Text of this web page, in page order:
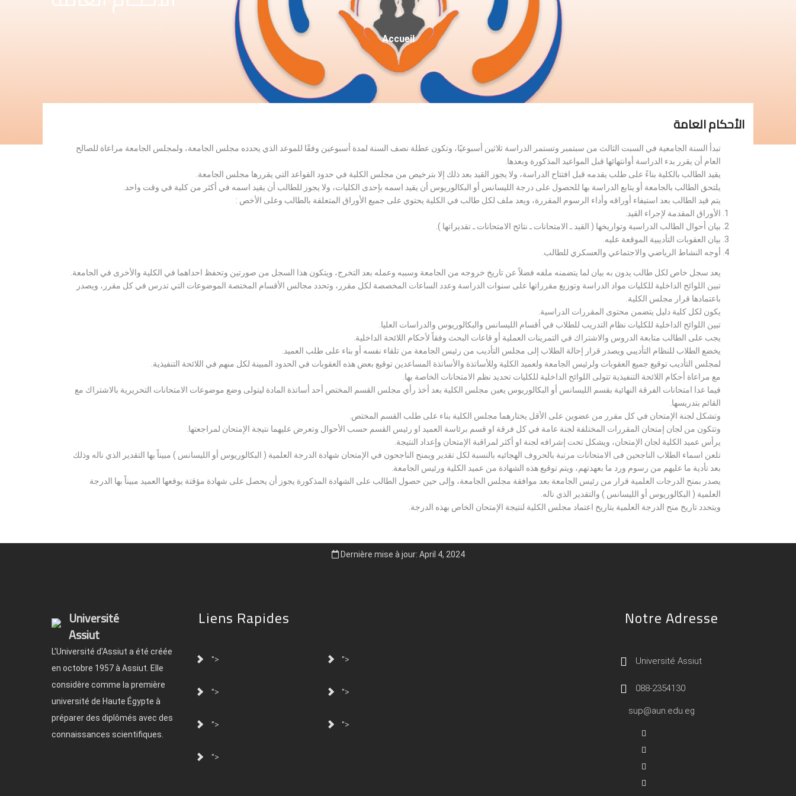
Fil
D'Ariane
Accueil
الأحكام العامة
تبدأ السنة الجامعية في السبت الثالث من سبتمبر وتستمر الدراسة ثلاثين أسبوعيًا، وتكون عطلة نصف السنة لمدة أسبوعين وفقًا للموعد الذي يحدده مجلس الجامعة، ولمجلس الجامعة مراعاة للصالح
العام أن يقرر بدء الدراسة أوانتهائها قبل المواعيد المذكورة وبعدها.
يقيد الطالب بالكلية بناءً على طلب يقدمه قبل افتتاح الدراسة، ولا يجوز القيد بعد ذلك إلا بترخيص من مجلس الكلية في حدود القواعد التي يقررها مجلس الجامعة.
يلتحق الطالب بالجامعة أو يتابع الدراسة بها للحصول على درجة الليسانس أو البكالوريوس أن يقيد اسمه بإحدى الكليات، ولا يجوز للطالب أن يقيد اسمه في أكثر من كلية في وقت واحد.
يتم قيد الطالب بعد استيفاء أوراقه وأداء الرسوم المقررة، ويعد ملف لكل طالب في الكلية يحتوي على جميع الأوراق المتعلقة بالطالب وعلى الأخص :
الأوراق المقدمة لإجراء القيد.
بيان أحوال الطالب الدراسية وتواريخها ( القيد ـ الامتحانات ـ نتائح الامتحانات ـ تقديراتها ).
بيان العقوبات التأديبية الموقعة عليه.
أوجه النشاط الرياضي والاجتماعي والعسكري للطالب.
يعد سجل خاص لكل طالب يدون به بيان لما يتضمنه ملفه فضلاً عن تاريخ خروجه من الجامعة وسببه وعمله بعد التخرج، ويتكون هذا السجل من صورتين وتحفظ احداهما في الكلية والأخرى في الجامعة.
تبين اللوائح الداخلية للكليات مواد الدراسة وتوزيع مقرراتها على سنوات الدراسة وعدد الساعات المخصصة لكل مقرر، وتحدد مجالس الأقسام المختصة الموضوعات التي تدرس في كل مقرر، ويصدر
باعتمادها قرار مجلس الكلية.
يكون لكل كلية دليل يتضمن محتوى المقررات الدراسية.
تبين اللوائح الداخلية للكليات نظام التدريب للطلاب في أقسام الليسانس والبكالوريوس والدراسات العليا.
يجب على الطالب متابعة الدروس والاشتراك في التمرينات العملية أو قاعات البحث وفقاً لأحكام اللائحة الداخلية.
يخضع الطلاب للنظام التأديبي ويصدر قرار إحالة الطلاب إلى مجلس التأديب من رئيس الجامعة من تلقاء نفسه أو بناء على طلب العميد.
لمجلس التأديب توقيع جميع العقوبات ولرئيس الجامعة ولعميد الكلية وللأساتذة والأساتذة المساعدين توقيع بعض هذه العقوبات في الحدود المبينة لكل منهم في اللائحة التنفيذية.
مع مراعاة أحكام اللائحة التنفيذية تتولى اللوائح الداخلية للكليات تحديد نظم الامتحانات الخاصة بها.
فيما عدا امتحانات الفرقة النهائية بقسم الليسانس أو البكالوريوس يعين مجلس الكلية بعد أخذ رأي مجلس القسم المختص أحد أساتذة المادة ليتولى وضع موضوعات الامتحانات التحريرية بالاشتراك مع
القائم بتدريسها.
وتشكل لجنة الإمتحان في كل مقرر من عضوين على الأقل يختارهما مجلس الكلية بناء على طلب القسم المختص.
وتتكون من لجان إمتحان المقررات المختلفة لجنة عامة في كل فرقة او قسم برئاسة العميد او رئيس القسم حسب الأحوال وتعرض عليهما نتيجة الإمتحان لمراجعتها.
يرأس عميد الكلية لجان الإمتحان، ويشكل تحت إشرافه لجنة او أكثر لمراقبة الإمتحان وإعداد النتيجة.
تلعن اسماء الطلاب الناجحين فى الامتحانات مرتبة بالحروف الهجائيه بالنسبة لكل تقدير ويمنح الناجحون في الإمتحان شهادة الدرجة العلمية ( البكالوريوس أو الليسانس ) مبيناً بها التقدير الذي ناله وذلك
بعد تأدية ما عليهم من رسوم ورد ما بعهدتهم، ويتم توقيع هذه الشهادة من عميد الكلية ورئيس الجامعة.
يصدر بمنح الدرجات العلمية قرار من رئيس الجامعة بعد موافقة مجلس الجامعة، وإلى حين حصول الطالب على الشهادة المذكورة يجوز أن يحصل على شهادة مؤقتة يوقعها العميد مبيناً بها الدرجة
العلمية ( البكالوريوس أو الليسانس ) والتقدير الذي ناله.
ويتحدد تاريخ منح الدرجة العلمية بتاريخ اعتماد مجلس الكلية لنتيجة الإمتحان الخاص بهذه الدرجة.
Dernière mise à jour: April 4, 2024
Université
Assiut
L'Université d'Assiut a été créée
en octobre 1957 à Assiut. Elle
considère comme la première
université de Haute Égypte à
préparer des diplômés avec des
connaissances scientifiques.
Liens Rapides
"> ">
"> ">
"> ">
">
Notre Adresse
Université Assiut
088-2354130
sup@aun.edu.eg